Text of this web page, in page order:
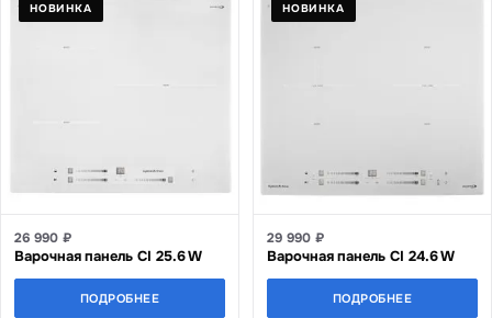
НОВИНКА
26 990 ₽
Варочная панель CI 25.6 W
ПОДРОБНЕЕ
НОВИНКА
29 990 ₽
Варочная панель CI 24.6 W
ПОДРОБНЕЕ